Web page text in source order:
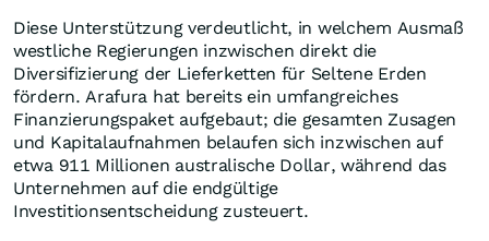
Diese Unterstützung verdeutlicht, in welchem Ausmaß
westliche Regierungen inzwischen direkt die
Diversifizierung der Lieferketten für Seltene Erden
fördern. Arafura hat bereits ein umfangreiches
Finanzierungspaket aufgebaut; die gesamten Zusagen
und Kapitalaufnahmen belaufen sich inzwischen auf
etwa 911 Millionen australische Dollar, während das
Unternehmen auf die endgültige
Investitionsentscheidung zusteuert.